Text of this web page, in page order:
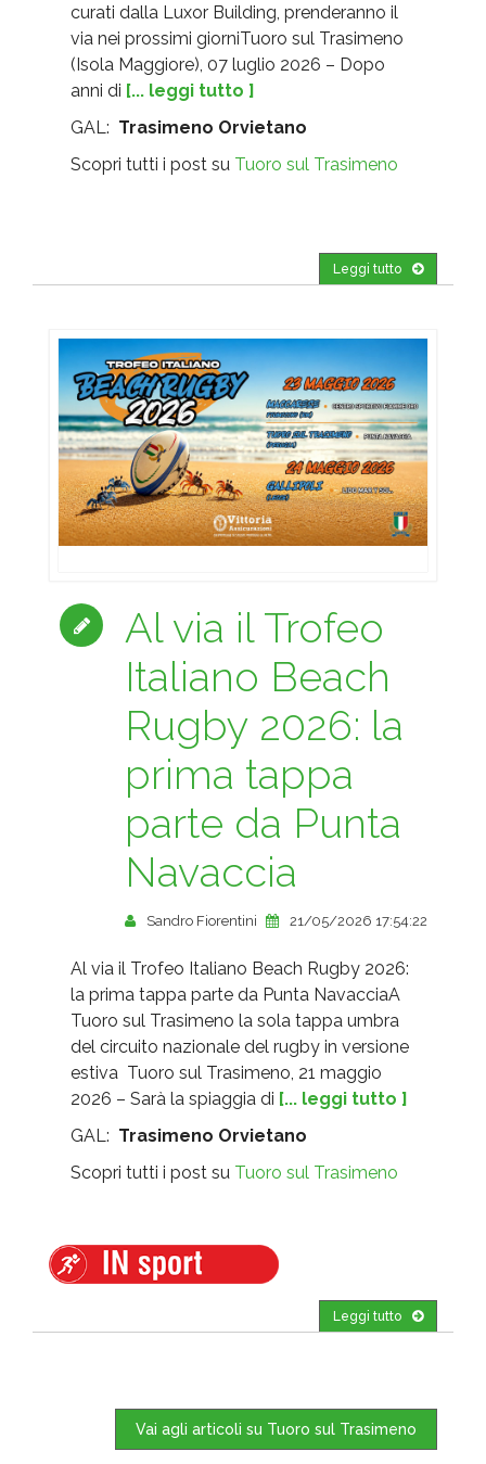
curati dalla Luxor Building, prenderanno il
via nei prossimi giorniTuoro sul Trasimeno
(Isola Maggiore), 07 luglio 2026 – Dopo
anni di [... leggi tutto ]
GAL: Trasimeno Orvietano
Scopri tutti i post su Tuoro sul Trasimeno
Leggi tutto
Al via il Trofeo
Italiano Beach
Rugby 2026: la
prima tappa
parte da Punta
Navaccia
Sandro Fiorentini 21/05/2026 17:54:22
Al via il Trofeo Italiano Beach Rugby 2026:
la prima tappa parte da Punta NavacciaA
Tuoro sul Trasimeno la sola tappa umbra
del circuito nazionale del rugby in versione
estiva Tuoro sul Trasimeno, 21 maggio
2026 – Sarà la spiaggia di [... leggi tutto ]
GAL: Trasimeno Orvietano
Scopri tutti i post su Tuoro sul Trasimeno
Leggi tutto
Vai agli articoli su Tuoro sul Trasimeno